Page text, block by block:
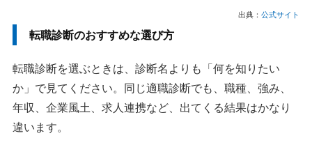
出典： 公式サイト
転職診断のおすすめな選び方
転職診断を選ぶときは、診断名よりも「何を知りたい
か」で見てください。同じ適職診断でも、職種、強み、
年収、企業風土、求人連携など、出てくる結果はかなり
違います。